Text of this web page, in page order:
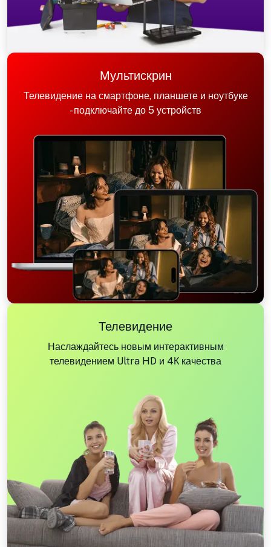
Мультискрин
Телевидение на смартфоне, планшете и ноутбуке
- подключайте до 5 устройств
Телевидение
Наслаждайтесь новым интерактивным
телевидением Ultra HD и 4К качества